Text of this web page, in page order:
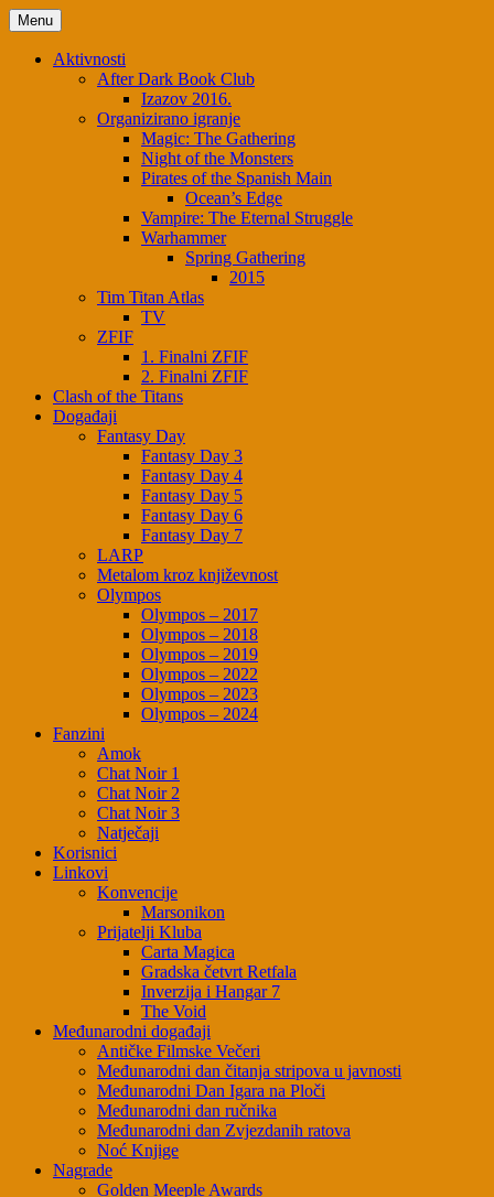
Skip
to
content
Menu
Aktivnosti
After Dark Book Club
Izazov 2016.
Organizirano igranje
Magic: The Gathering
Night of the Monsters
Pirates of the Spanish Main
Ocean’s Edge
Vampire: The Eternal Struggle
Warhammer
Spring Gathering
2015
Tim Titan Atlas
TV
ZFIF
1. Finalni ZFIF
2. Finalni ZFIF
Clash of the Titans
Događaji
Fantasy Day
Fantasy Day 3
Fantasy Day 4
Fantasy Day 5
Fantasy Day 6
Fantasy Day 7
LARP
Metalom kroz književnost
Olympos
Olympos – 2017
Olympos – 2018
Olympos – 2019
Olympos – 2022
Olympos – 2023
Olympos – 2024
Fanzini
Amok
Chat Noir 1
Chat Noir 2
Chat Noir 3
Natječaji
Korisnici
Linkovi
Konvencije
Marsonikon
Prijatelji Kluba
Carta Magica
Gradska četvrt Retfala
Inverzija i Hangar 7
The Void
Međunarodni događaji
Antičke Filmske Večeri
Međunarodni dan čitanja stripova u javnosti
Međunarodni Dan Igara na Ploči
Međunarodni dan ručnika
Međunarodni dan Zvjezdanih ratova
Noć Knjige
Nagrade
Golden Meeple Awards